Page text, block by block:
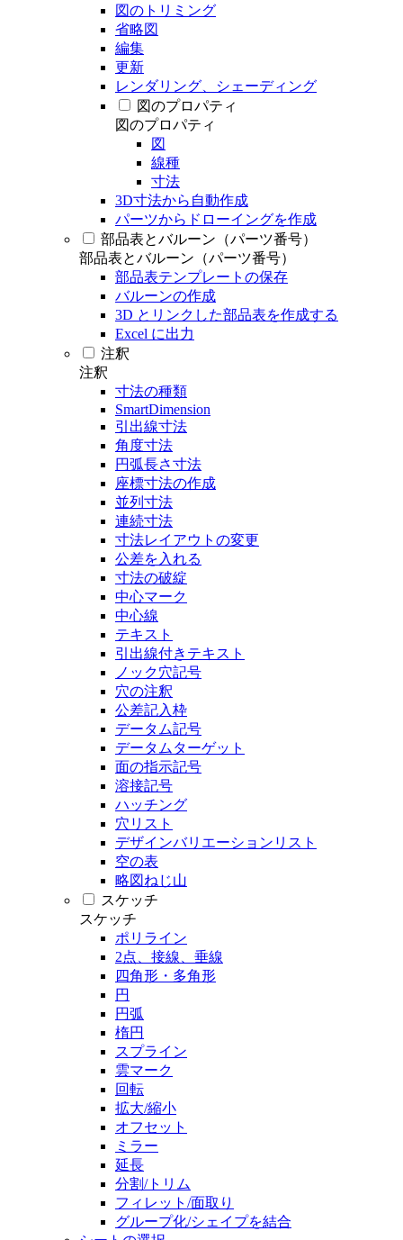
図のトリミング
省略図
編集
更新
レンダリング、シェーディング
図のプロパティ
図のプロパティ
図
線種
寸法
3D寸法から自動作成
パーツからドローイングを作成
部品表とバルーン（パーツ番号）
部品表とバルーン（パーツ番号）
部品表テンプレートの保存
バルーンの作成
3D とリンクした部品表を作成する
Excel に出力
注釈
注釈
寸法の種類
SmartDimension
引出線寸法
角度寸法
円弧長さ寸法
座標寸法の作成
並列寸法
連続寸法
寸法レイアウトの変更
公差を入れる
寸法の破綻
中心マーク
中心線
テキスト
引出線付きテキスト
ノック穴記号
穴の注釈
公差記入枠
データム記号
データムターゲット
面の指示記号
溶接記号
ハッチング
穴リスト
デザインバリエーションリスト
空の表
略図ねじ山
スケッチ
スケッチ
ポリライン
2点、接線、垂線
四角形・多角形
円
円弧
楕円
スプライン
雲マーク
回転
拡大/縮小
オフセット
ミラー
延長
分割/トリム
フィレット/面取り
グループ化/シェイプを結合